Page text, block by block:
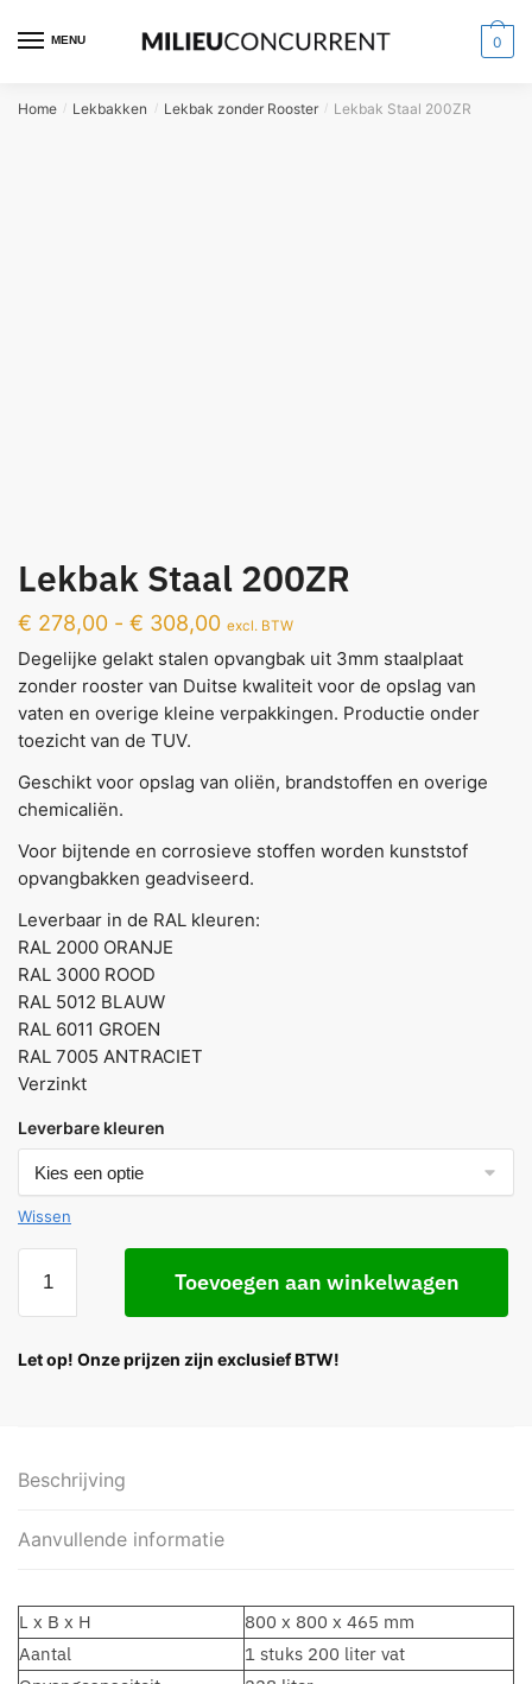
MENU 0
Home / Lekbakken / Lekbak zonder Rooster / Lekbak Staal 200ZR
Lekbak Staal 200ZR
€ 278,00 - € 308,00 excl. BTW
Degelijke gelakt stalen opvangbak uit 3mm staalplaat
zonder rooster van Duitse kwaliteit voor de opslag van
vaten en overige kleine verpakkingen. Productie onder
toezicht van de TUV.
Geschikt voor opslag van oliën, brandstoffen en overige
chemicaliën.
Voor bijtende en corrosieve stoffen worden kunststof
opvangbakken geadviseerd.
Leverbaar in de RAL kleuren:
RAL 2000 ORANJE
RAL 3000 ROOD
RAL 5012 BLAUW
RAL 6011 GROEN
RAL 7005 ANTRACIET
Verzinkt
Leverbare kleuren
Wissen
Toevoegen aan winkelwagen
Let op! Onze prijzen zijn exclusief BTW!
Beschrijving
Aanvullende informatie
L x B x H
800 x 800 x 465 mm
Aantal
1 stuks 200 liter vat